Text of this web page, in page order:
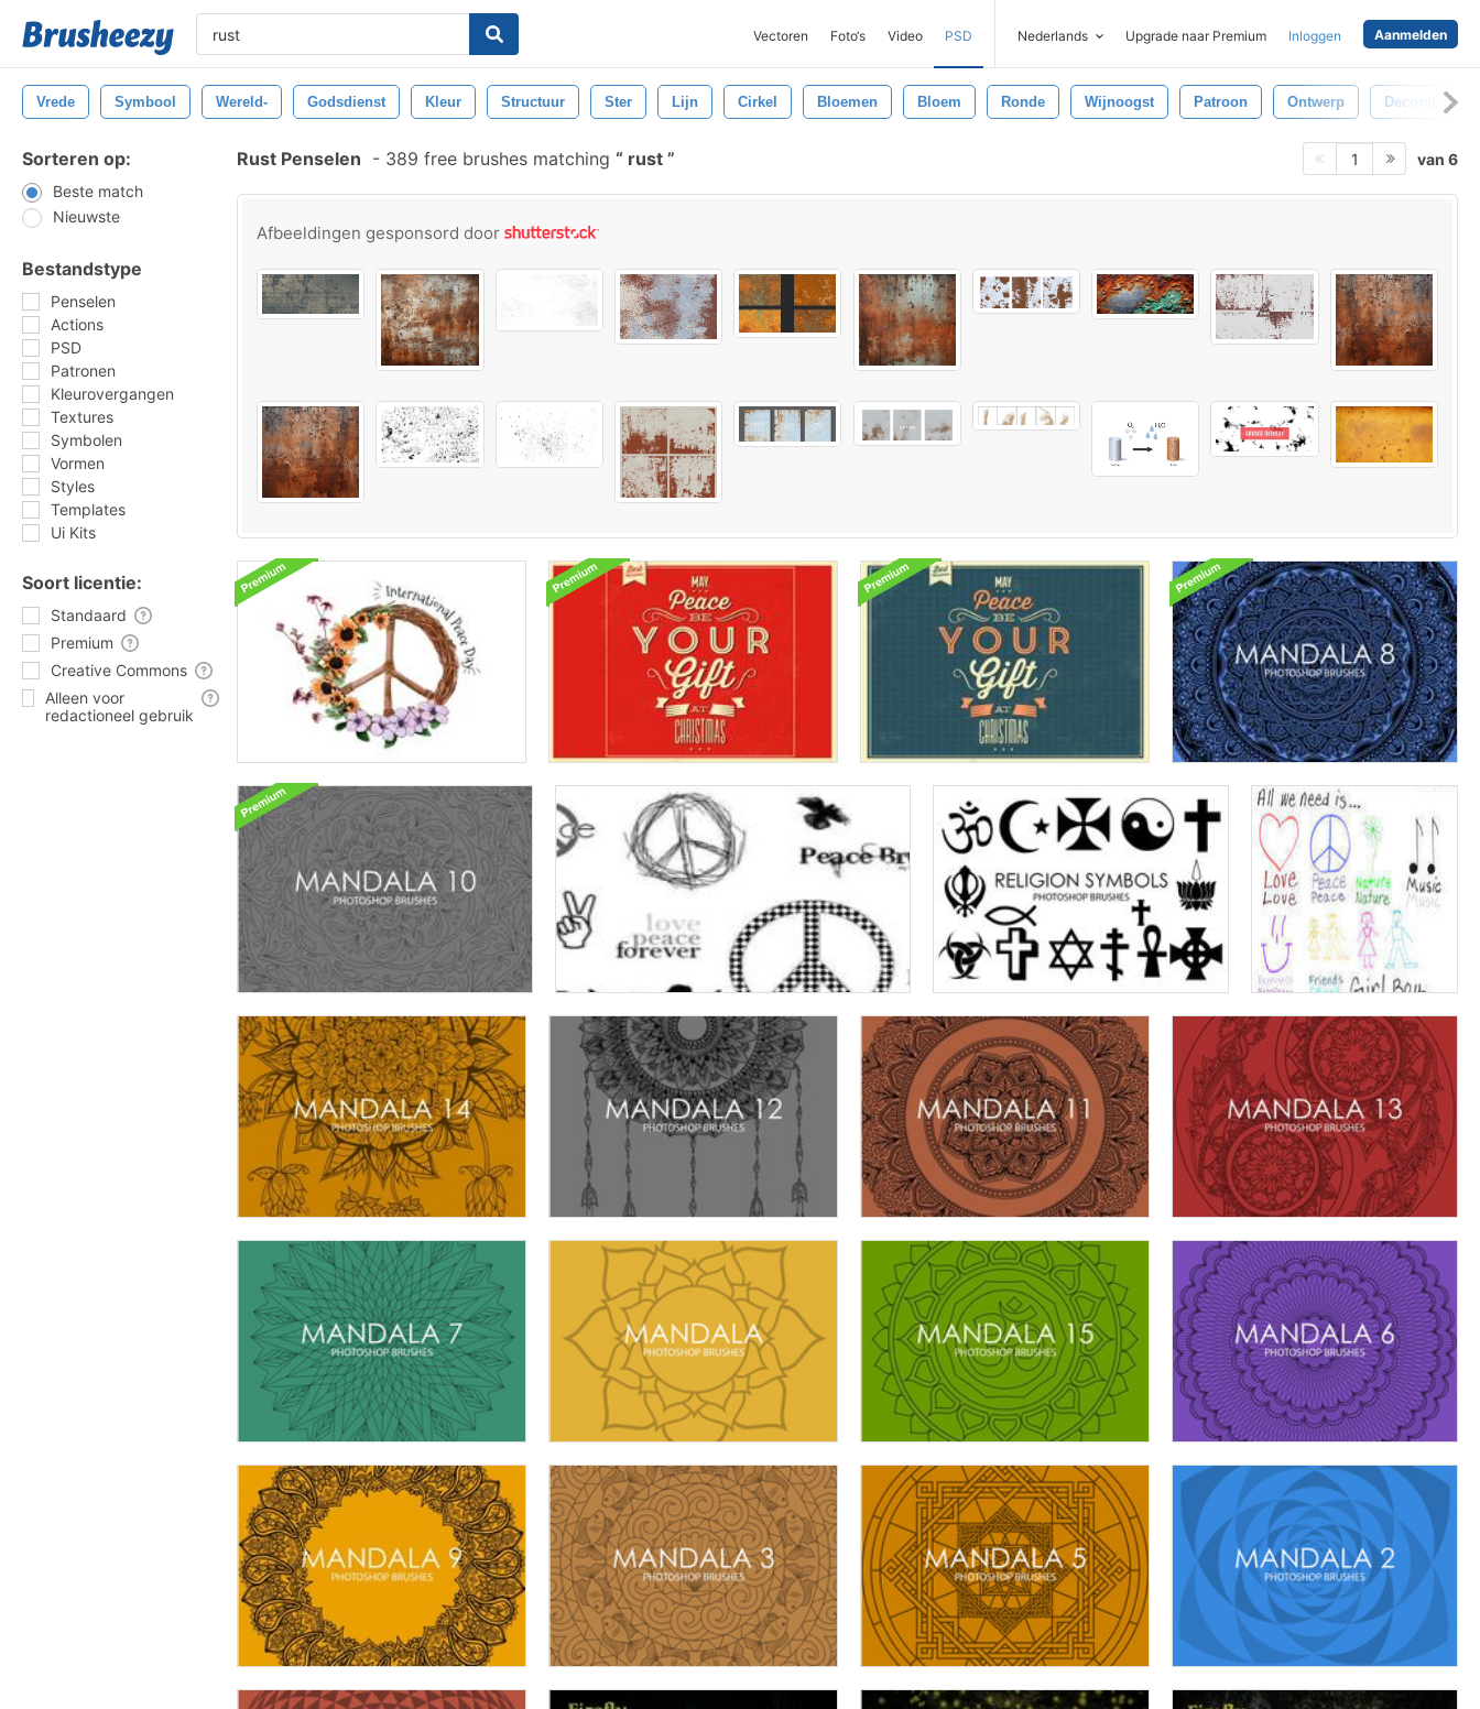
Vectoren Foto‘s Video PSD Nederlands Upgrade naar Premium Inloggen Aanmelden
Vrede Symbool Wereld- Godsdienst Kleur Structuur Ster Lijn Cirkel Bloemen Bloem Ronde Wijnoogst Patroon Ontwerp Decoratief
Sorteren op:
Beste match
Nieuwste
Bestandstype
Penselen
Actions
PSD
Patronen
Kleurovergangen
Textures
Symbolen
Vormen
Styles
Templates
Ui Kits
Soort licentie:
Standaard
Premium
Creative Commons
Alleen voor
redactioneel gebruik
Rust Penselen - 389 free brushes matching rust 1 van 6
Afbeeldingen gesponsord door